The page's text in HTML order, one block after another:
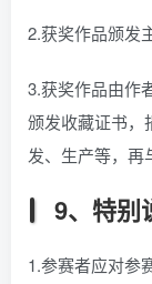
2.获奖作品颁发
3.获奖作品由作
颁发收藏证书，
发、生产等，再
9、特别
1.参赛者应对参